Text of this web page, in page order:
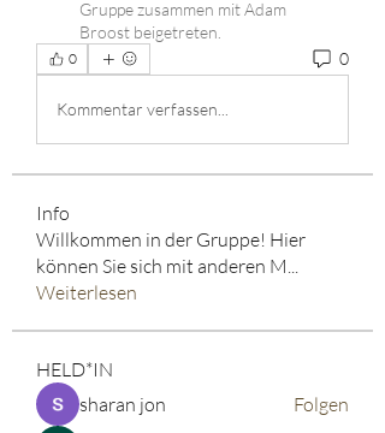
Gruppe zusammen mitAdam
Broost beigetreten
0 0
Kommentar verfassen...
Info
Willkommen in der Gruppe! Hier
können Sie sich mit anderen M
Weiterlesen
HELD*IN
sharan jon
Folgen